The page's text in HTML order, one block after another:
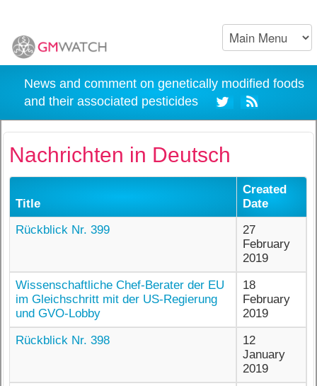
News and comment on genetically modified foods
and their associated pesticides
Nachrichten in Deutsch
Title
Created
Date
Rückblick Nr. 399
27
February
2019
Wissenschaftliche Chef-Berater der EU
im Gleichschritt mit der US-Regierung
und GVO-Lobby
18
February
2019
Rückblick Nr. 398
12
January
2019